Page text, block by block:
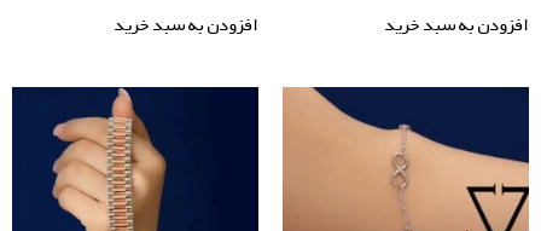
افزودن به سبد خرید افزودن به سبد خرید